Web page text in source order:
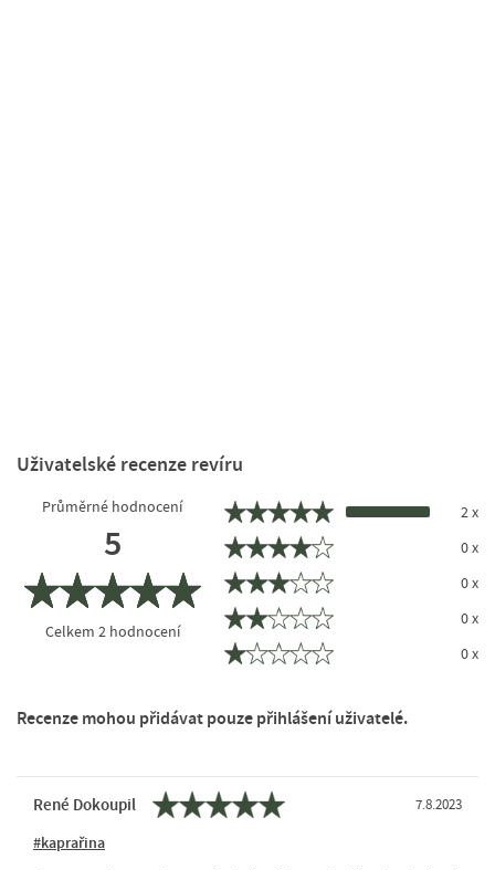
Uživatelské recenze revíru
Průměrné hodnocení
5
Celkem 2hodnocení
2 x
0 x
0 x
0 x
0 x
Recenze mohou přidávat pouze přihlášení uživatelé.
René Dokoupil 7.8.2023
#kaprařina